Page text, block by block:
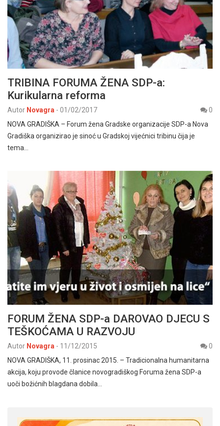
TRIBINA FORUMA ŽENA SDP-a:
Kurikularna reforma
Autor Novagra - 01/02/2017
0
NOVA GRADIŠKA – Forum žena Gradske organizacije SDP-a Nova
Gradiška organizirao je sinoć u Gradskoj vijećnici tribinu čija je
tema…
FORUM ŽENA SDP-a DAROVAO DJECU S
TEŠKOĆAMA U RAZVOJU
Autor Novagra - 11/12/2015
0
NOVA GRADIŠKA, 11. prosinac 2015. – Tradicionalna humanitarna
akcija, koju provode članice novogradiškog Foruma žena SDP-a
uoči božićnih blagdana dobila…